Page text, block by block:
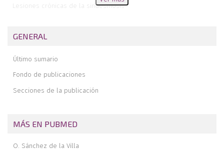
Lesiones crónicas de la sindesmosis
Sistemas de estabilización de la sindesmosis
¿Qué hacer con el ligamento deltoideo?
Cómo sintetizar el maléolo posterior. ¿La mejor opción es la
síntesis directa?
GENERAL
Último sumario
Fondo de publicaciones
Secciones de la publicación
MÁS EN PUBMED
O. Sánchez de la Villa